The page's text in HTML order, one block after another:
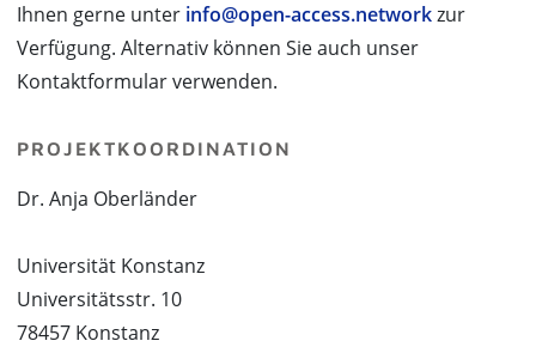
Ihnen gerne unter info@open-access.networkzur
Verfügung. Alternativ können Sie auch unser
Kontaktformular verwenden.
PROJEKTKOORDINATION
Dr. Anja Oberländer
Universität Konstanz
Universitätsstr. 10
78457 Konstanz